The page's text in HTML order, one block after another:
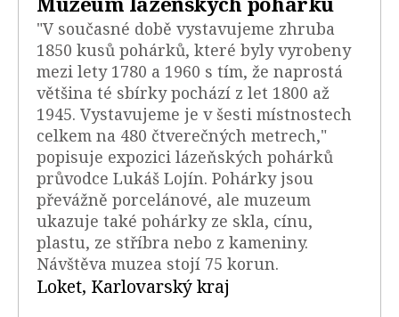
"V současné době vystavujeme zhruba
1850 kusů pohárků, které byly vyrobeny
mezi lety 1780 a 1960 s tím, že naprostá
většina té sbírky pochází z let 1800 až
1945. Vystavujeme je v šesti místnostech
celkem na 480 čtverečných metrech,"
popisuje expozici lázeňských pohárků
průvodce Lukáš Lojín. Pohárky jsou
převážně porcelánové, ale muzeum
ukazuje také pohárky ze skla, cínu,
plastu, ze stříbra nebo z kameniny.
Návštěva muzea stojí 75 korun.
Loket, Karlovarský kraj